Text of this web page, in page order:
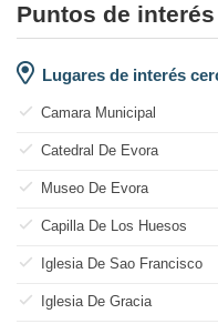
Puntos de interés
Lugares de interés
Camara Municipal
Catedral De Evora
Museo De Evora
Capilla De Los Huesos
Iglesia De Sao Francisco
Iglesia De Gracia